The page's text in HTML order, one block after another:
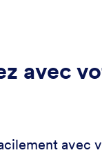
avec
avec